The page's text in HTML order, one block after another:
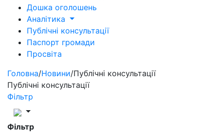
Дошка оголошень
Аналітика
Публічні консультації
Паспорт громади
Просвіта
Головна/Новини/Публічні консультації
Публічні консультації
Фільтр
Фільтр